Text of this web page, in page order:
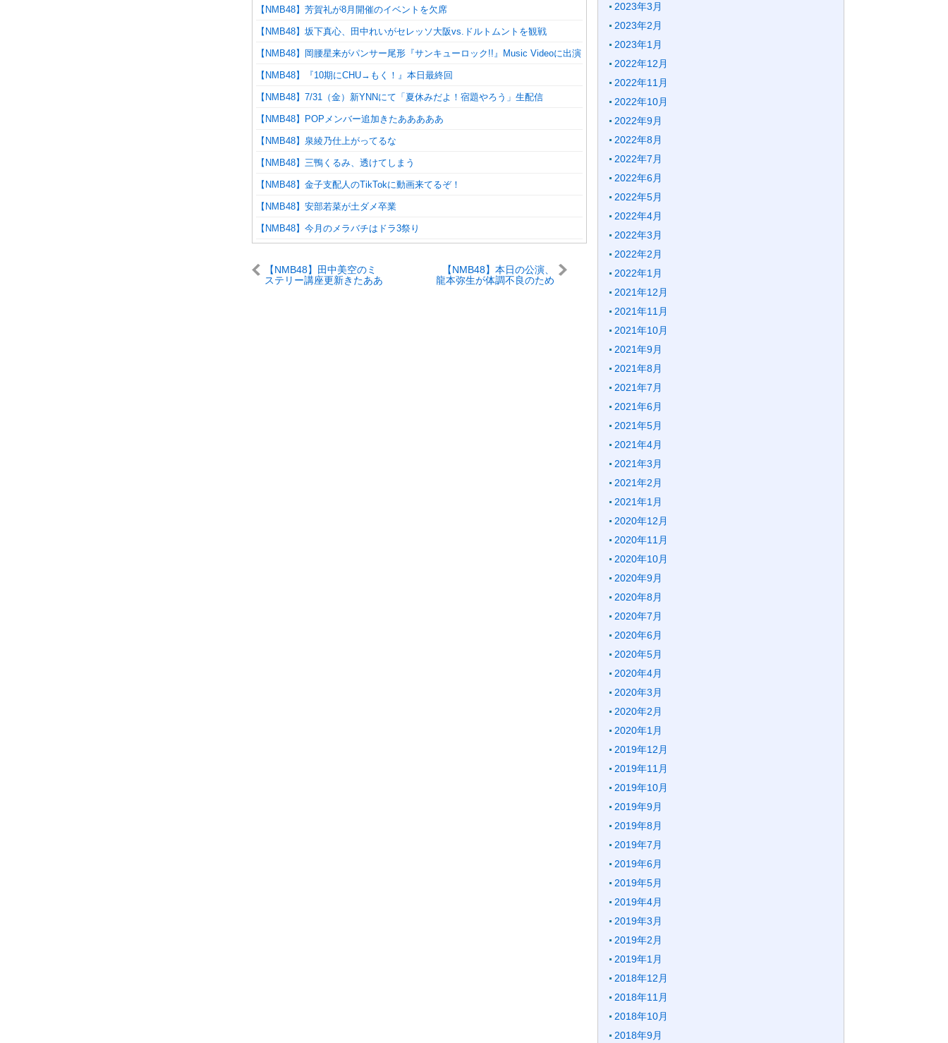
【NMB48】芳賀礼が8月開催のイベントを欠席
【NMB48】坂下真心、田中れいがセレッソ大阪vs.ドルトムントを観戦
【NMB48】岡腰星来がパンサー尾形『サンキューロック!!』Music Videoに出演
【NMB48】『10期にCHU→もく！』本日最終回
【NMB48】7/31（金）新YNNにて「夏休みだよ！宿題やろう」生配信
【NMB48】POPメンバー追加きたあああああ
【NMB48】泉綾乃仕上がってるな
【NMB48】三鴨くるみ、透けてしまう
【NMB48】金子支配人のTikTokに動画来てるぞ！
【NMB48】安部若菜が土ダメ卒業
【NMB48】今月のメラバチはドラ3祭り
【NMB48】田中美空のミ
ステリー講座更新きたああ
【NMB48】本日の公演、
龍本弥生が体調不良のため
2023年3月
2023年2月
2023年1月
2022年12月
2022年11月
2022年10月
2022年9月
2022年8月
2022年7月
2022年6月
2022年5月
2022年4月
2022年3月
2022年2月
2022年1月
2021年12月
2021年11月
2021年10月
2021年9月
2021年8月
2021年7月
2021年6月
2021年5月
2021年4月
2021年3月
2021年2月
2021年1月
2020年12月
2020年11月
2020年10月
2020年9月
2020年8月
2020年7月
2020年6月
2020年5月
2020年4月
2020年3月
2020年2月
2020年1月
2019年12月
2019年11月
2019年10月
2019年9月
2019年8月
2019年7月
2019年6月
2019年5月
2019年4月
2019年3月
2019年2月
2019年1月
2018年12月
2018年11月
2018年10月
2018年9月